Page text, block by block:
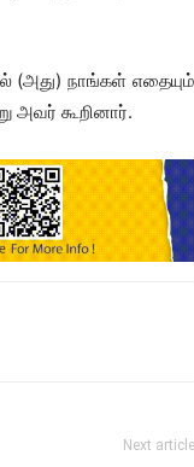
(அது) நாங்கள் எதையும்
அவர் கூறினார்.
Next article